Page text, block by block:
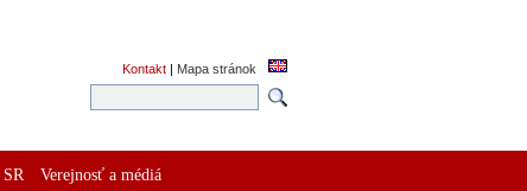
Kontakt | Mapa stránok
Verejnosť a médiá